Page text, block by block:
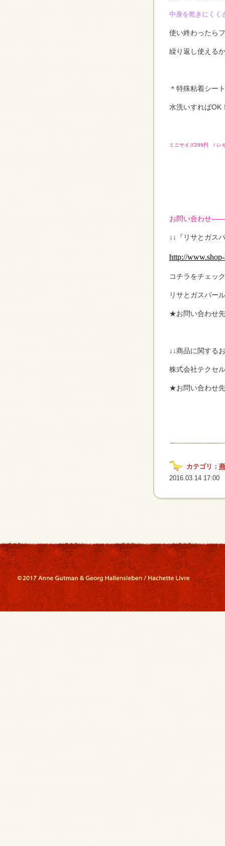
中身を乾きにくく
使い終わったら
繰り返し使える
＊特殊粘着シー
水洗いすればOK
ミニサイズ299円 / レ
お問い合わ
↓↓『リサとガス
http://
コチラをチェッ
リサとガスパー
★お問い合わせ
↓↓商品に関する
株式会社テクセ
★お問い合わせ
カテゴリ：
2016.03.14 17:00